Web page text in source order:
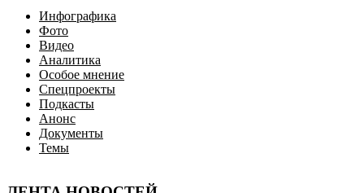
Инфографика
Фото
Видео
Аналитика
Особое мнение
Спецпроекты
Подкасты
Анонс
Документы
Темы